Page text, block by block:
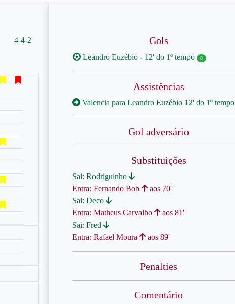
4-4-2 Gols
Leandro Euzébio - 12' do 1º tempo 8
Assistências
Valencia para Leandro Euzébio 12' do 1º tempo
Gol adversário
Substituições
Sai: Rodriguinho
Entra: Fernando Bob
aos 70'
Sai: Deco
Entra: Matheus Carvalho
aos 81'
Sai: Fred
Entra: Rafael Moura
aos 89'
Penalties
Comentário